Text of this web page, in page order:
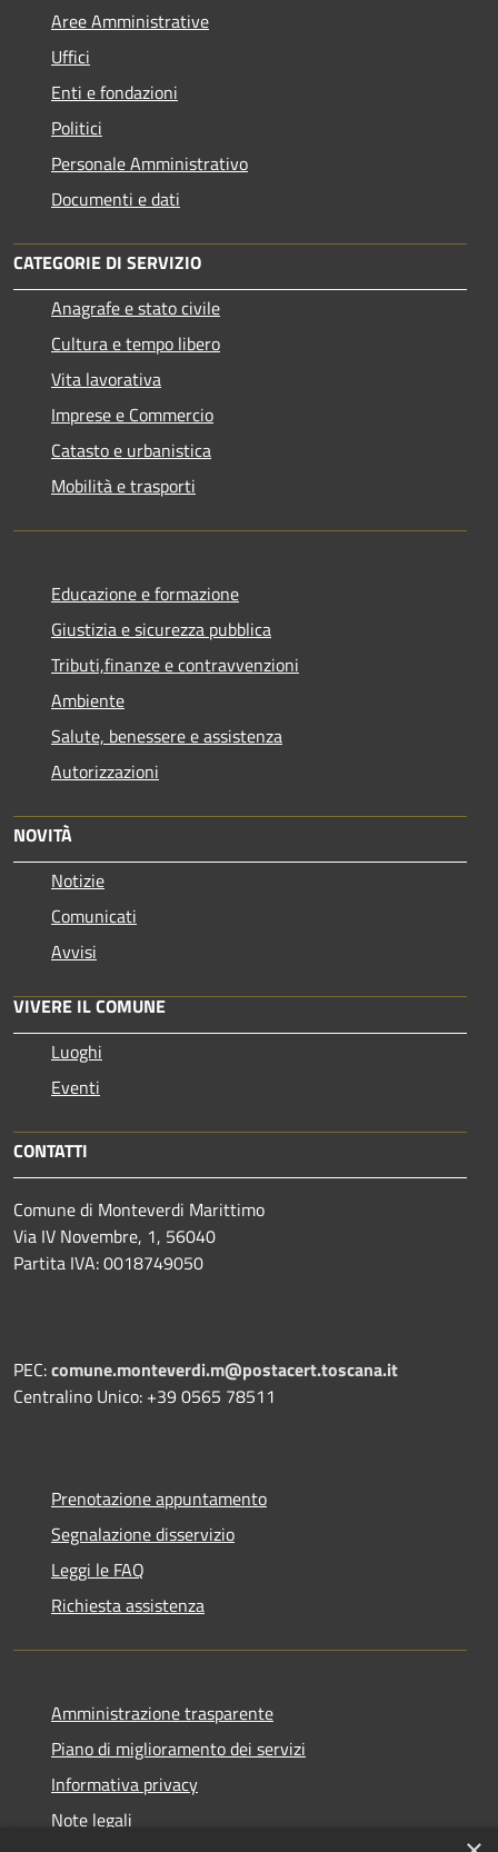
Aree Amministrative
Uffici
Enti e fondazioni
Politici
Personale Amministrativo
Documenti e dati
CATEGORIE DI SERVIZIO
Anagrafe e stato civile
Cultura e tempo libero
Vita lavorativa
Imprese e Commercio
Catasto e urbanistica
Mobilità e trasporti
Educazione e formazione
Giustizia e sicurezza pubblica
Tributi,finanze e contravvenzioni
Ambiente
Salute, benessere e assistenza
Autorizzazioni
NOVITÀ
Notizie
Comunicati
Avvisi
VIVERE IL COMUNE
Luoghi
Eventi
CONTATTI
Comune di Monteverdi Marittimo
Via IV Novembre, 1, 56040
Partita IVA: 0018749050
PEC:comune.monteverdi.m@postacert.toscana.it
Centralino Unico: +39 0565 78511
Prenotazione appuntamento
Segnalazione disservizio
Leggi le FAQ
Richiesta assistenza
Amministrazione trasparente
Piano di miglioramento dei servizi
Informativa privacy
Note legali